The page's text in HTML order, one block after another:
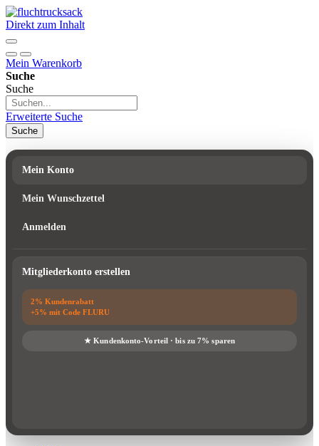
Direkt zum Inhalt
Mein Warenkorb
Suche
Suche
Erweiterte Suche
Suche
Mein Konto
Mein Wunschzettel
Anmelden
Mitgliederkonto erstellen